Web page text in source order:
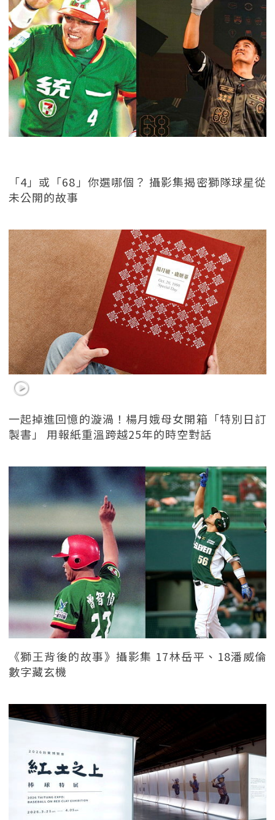
「4」或「68」你選哪個？ 攝影集揭密獅隊球星從
未公開的故事
一起掉進回憶的漩渦！楊月娥母女開箱「特別日訂
製書」 用報紙重溫跨越25年的時空對話
《獅王背後的故事》攝影集 17林岳平、18潘威倫
數字藏玄機